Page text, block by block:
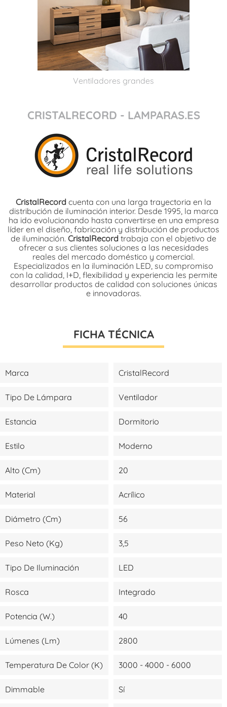
Ventiladores grandes
CRISTALRECORD - LAMPARAS.ES
CristalRecord cuenta con una larga trayectoria en la
distribución de iluminación interior. Desde 1995, la marca
ha ido evolucionando hasta convertirse en una empresa
líder en el diseño, fabricación y distribución de productos
de iluminación. CristalRecord trabaja con el objetivo de
ofrecer a sus clientes soluciones a las necesidades
reales del mercado doméstico y comercial.
Especializados en la iluminación LED, su compromiso
con la calidad, I+D, flexibilidad y experiencia les permite
desarrollar productos de calidad con soluciones únicas
e innovadoras.
FICHA TÉCNICA
Marca CristalRecord
Tipo De Lámpara Ventilador
Estancia Dormitorio
Estilo Moderno
Alto (cm) 20
Material Acrílico
Diámetro (cm) 56
Peso Neto (kg) 3,5
Tipo De Iluminación LED
Rosca Integrado
Potencia (W.) 40
Lúmenes (lm) 2800
Temperatura De Color (K) 3000 - 4000 - 6000
Dimmable Sí